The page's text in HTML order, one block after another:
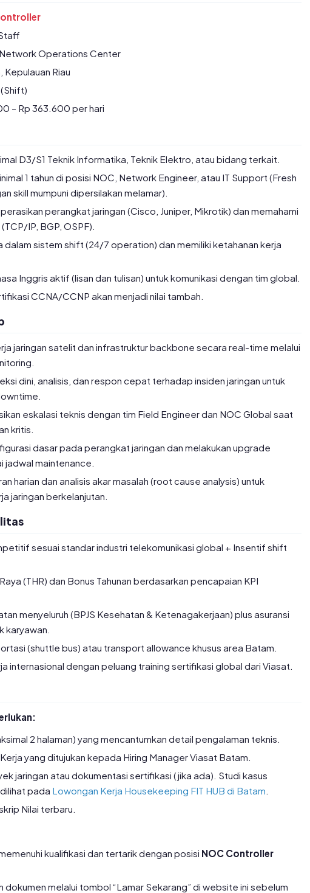
Network Operations Center
Kepulauan Riau
(Shift)
– Rp 363.600 per hari
D3/S1 Teknik Informatika, Teknik Elektro, atau bidang terkait.
1 tahun di posisi NOC, Network Engineer, atau IT Support (Fresh
skill mumpuni dipersilakan melamar).
perangkat jaringan (Cisco, Juniper, Mikrotik) dan memahami
IP, BGP, OSPF).
dalam sistem shift (24/7 operation) dan memiliki ketahanan kerja
Inggris aktif (lisan dan tulisan) untuk komunikasi dengan tim global.
CCNA/CCNP akan menjadi nilai tambah.
jaringan satelit dan infrastruktur backbone secara real-time melalui
dini, analisis, dan respon cepat terhadap insiden jaringan untuk
eskalasi teknis dengan tim Field Engineer dan NOC Global saat
kritis.
dasar pada perangkat jaringan dan melakukan upgrade
jadwal maintenance.
harian dan analisis akar masalah (root cause analysis) untuk
jaringan berkelanjutan.
sesuai standar industri telekomunikasi global + Insentif shift
(THR) dan Bonus Tahunan berdasarkan pencapaian KPI
menyeluruh (BPJS Kesehatan & Ketenagakerjaan) plus asuransi
karyawan.
(shuttle bus) atau transport allowance khusus area Batam.
internasional dengan peluang training sertifikasi global dari Viasat.
2 halaman) yang mencantumkan detail pengalaman teknis.
yang ditujukan kepada Hiring Manager Viasat Batam.
jaringan atau dokumentasi sertifikasi (jika ada). Studi kasus
pada Lowongan Kerja Housekeeping FIT HUB di Batam
Nilai terbaru.
kualifikasi dan tertarik dengan posisi NOC Controller
dokumen melalui tombol “Lamar Sekarang” di website ini sebelum